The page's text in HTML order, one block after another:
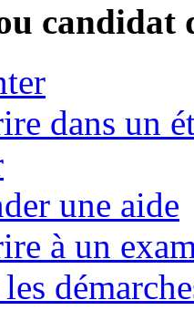
candidat
dans un
une aide
à un